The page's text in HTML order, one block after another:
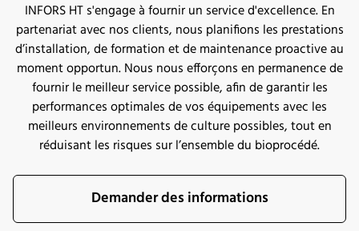
INFORS HT s'engage à fournir un service d'excellence. En
partenariat avec nos clients, nous planifions les prestations
d’installation, de formation et de maintenance proactive au
moment opportun. Nous nous efforçons en permanence de
fournir le meilleur service possible, afin de garantir les
performances optimales de vos équipements avec les
meilleurs environnements de culture possibles, tout en
réduisant les risques sur l’ensemble du bioprocédé.
Demander des informations